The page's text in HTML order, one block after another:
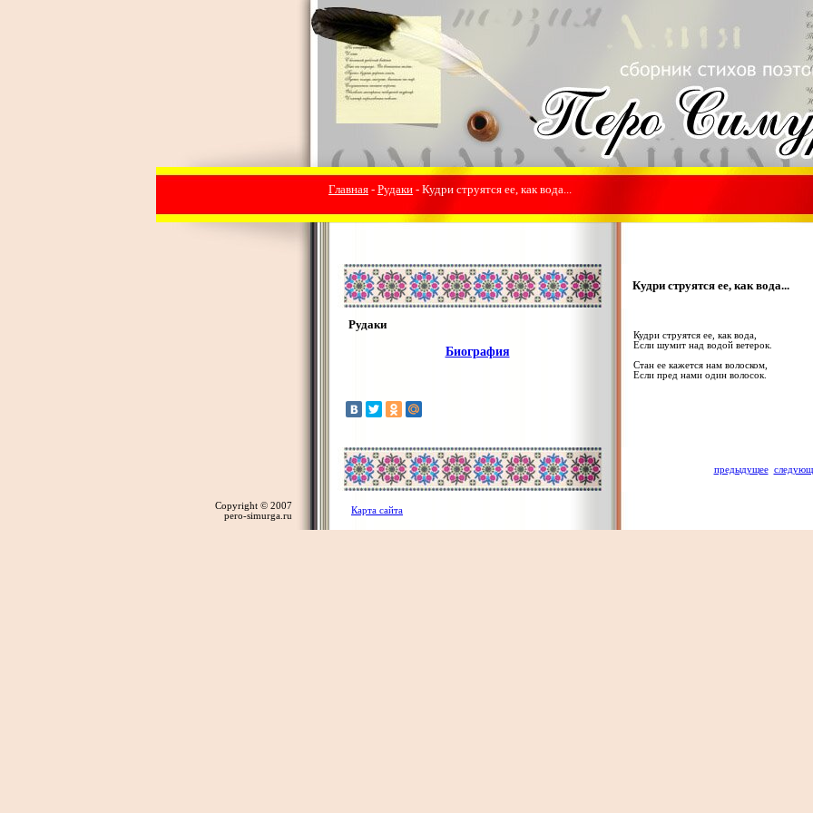
Главная - Рудаки - Кудри струятся ее, как вода...
Кудри струятся ее, как вода...
Рудаки
Биография
Кудри струятся ее, как вода,
Если шумит над водой ветерок.
Стан ее кажется нам волоском,
Если пред нами один волосок.
предыдущее
Copyright © 2007
pero-simurga.ru
Карта сайта